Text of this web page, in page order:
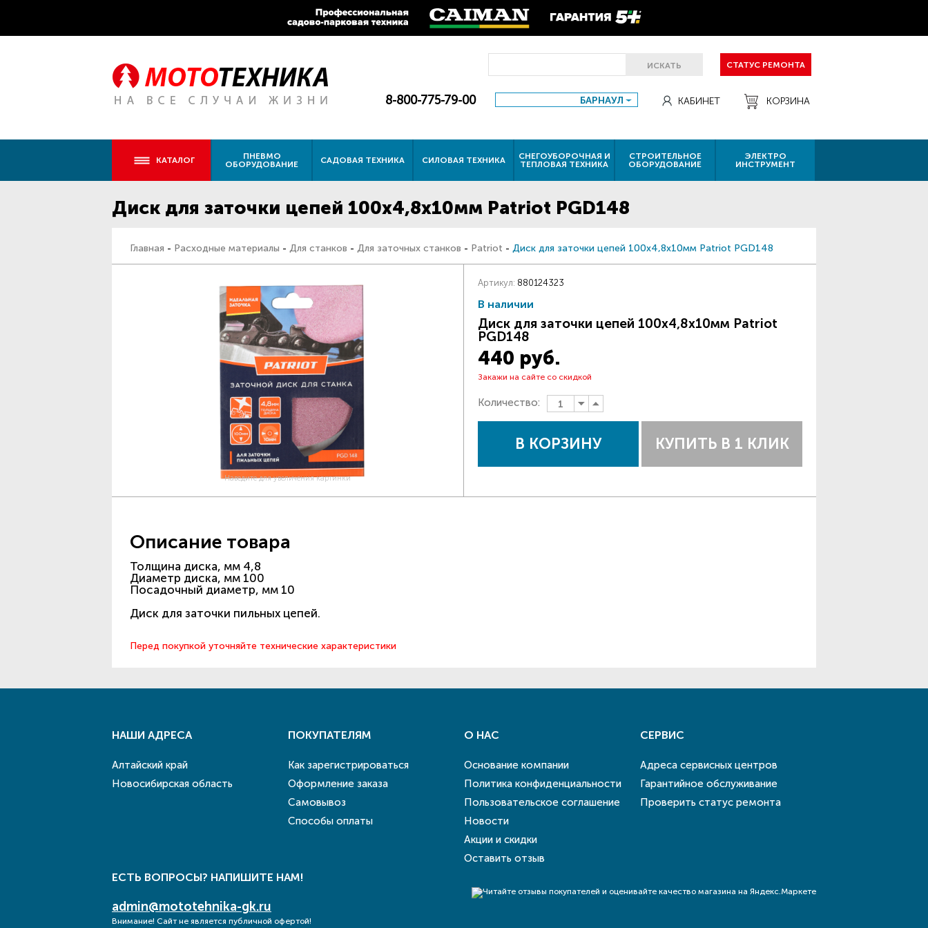
ИСКАТЬ СТАТУС РЕМОНТА
8-800-775-79-00 БАРНАУЛ КАБИНЕТ КОРЗИНА
КАТАЛОГ
ПНЕВМО
ОБОРУДОВАНИЕ
САДОВАЯ ТЕХНИКА СИЛОВАЯ ТЕХНИКА
СНЕГОУБОРОЧНАЯ И
ТЕПЛОВАЯ ТЕХНИКА
СТРОИТЕЛЬНОЕ
ОБОРУДОВАНИЕ
ЭЛЕКТРО
ИНСТРУМЕНТ
Диск для заточки цепей 100х4,8х10мм Patriot PGD148
Главная - Расходные материалы - Для станков - Для заточных станков - Patriot - Диск для заточки цепей 100х4,8х10мм Patriot PGD148
Наведите для увеличения картинки
Артикул: 880124323
В наличии
Диск для заточки цепей 100х4,8х10мм Patriot
PGD148
440 руб.
Закажи на сайте со скидкой
Количество:
В КОРЗИНУ КУПИТЬ В 1 КЛИК
Описание товара
Толщина диска, мм 4,8
Диаметр диска, мм 100
Посадочный диаметр, мм 10
Диск для заточки пильных цепей.
Перед покупкой уточняйте технические характеристики
НАШИ АДРЕСА
Алтайский край
Новосибирская область
ПОКУПАТЕЛЯМ
Как зарегистрироваться
Оформление заказа
Самовывоз
Способы оплаты
О НАС
Основание компании
Политика конфиденциальности
Пользовательское соглашение
Новости
Акции и скидки
Оставить отзыв
СЕРВИС
Адреса сервисных центров
Гарантийное обслуживание
Проверить статус ремонта
ЕСТЬ ВОПРОСЫ? НАПИШИТЕ НАМ!
admin@mototehnika-gk.ru
Внимание! Сайт не является публичной офертой!